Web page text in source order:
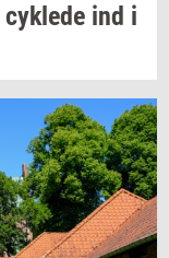
cyk­le­de ind i